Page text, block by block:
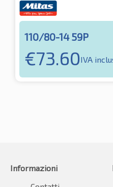
110/80-14 59P
€73.60IVA
Informazioni